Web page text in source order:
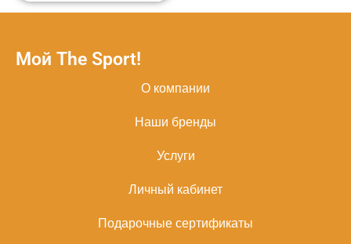
Мой The Sport!
О компании
Наши бренды
Услуги
Личный кабинет
Подарочные сертификаты